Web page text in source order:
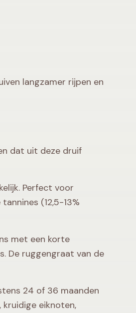
langzamer rijpen en
dat uit deze druif
Perfect voor
(12,5-13%
met een korte
De ruggengraat van de
24 of 36 maanden
eiknoten,